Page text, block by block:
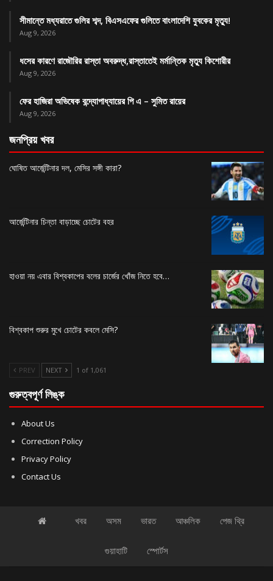
সীমান্তে মধ্যরাতে গুলির শব্দ, বিএসএফের গুলিতে বাংলাদেশি যুবকের মৃত্যু!
Aug 9, 2026
ধসের কারণে রাজৌরির রাস্তা অবরুদ্ধ,রাস্তাতেই মর্মান্তিক মৃত্যু কিশোরীর
Aug 9, 2026
ফের হাজিরা অভিষেক বন্দ্যোপাধ্যায়ের পি এ – সুমিত রায়ের
Aug 9, 2026
জনপ্রিয় খবর
ঘোষিত আর্জেন্টিনার দল, মেসির সঙ্গী কারা?
আর্জেন্টিনার চিন্তা বাড়াচ্ছে চোটের বহর
হাওয়া নয় এবার বিশ্বকাপের বলের চার্জের খোঁজ নিতে হবে…
বিশ্বকাপ শুরুর মুখে চোটের কবলে মেসি?
PREV NEXT 1 of 1,061
গুরুত্বপূর্ণ লিঙ্ক
About Us
Correction Policy
Privacy Policy
Contact Us
খবর অসম ভারত আঞ্চলিক পেজ থ্রি
গুয়াহাটি স্পোর্টস